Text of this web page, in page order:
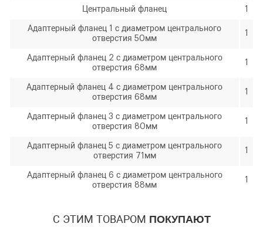
Центральный фланец 1
Адаптерный фланец 1 с диаметром центрального
отверстия 50мм
1
Адаптерный фланец 2 с диаметром центрального
отверстия 68мм
1
Адаптерный фланец 4 с диаметром центрального
отверстия 68мм
1
Адаптерный фланец 3 с диаметром центрального
отверстия 80мм
1
Адаптерный фланец 5 с диаметром центрального
отверстия 71мм
1
Адаптерный фланец 6 с диаметром центрального
отверстия 88мм
1
С ЭТИМ ТОВАРОМ ПОКУПАЮТ
персональных данных
Отправить
Отправить